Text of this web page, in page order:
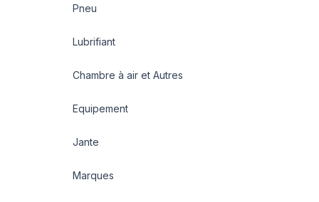
Pneu
Lubrifiant
Chambre à air et Autres
Equipement
Jante
Marques